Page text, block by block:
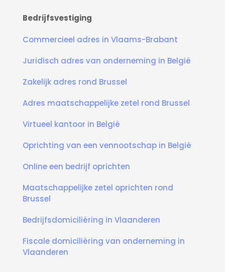
Bedrijfsvestiging
Commercieel adres in Vlaams-Brabant
Juridisch adres van onderneming in België
Zakelijk adres rond Brussel
Adres maatschappelijke zetel rond Brussel
Virtueel kantoor in België
Oprichting van een vennootschap in België
Online een bedrijf oprichten
Maatschappelijke zetel oprichten rond
Brussel
Bedrijfsdomiciliëring in Vlaanderen
Fiscale domiciliëring van onderneming in
Vlaanderen